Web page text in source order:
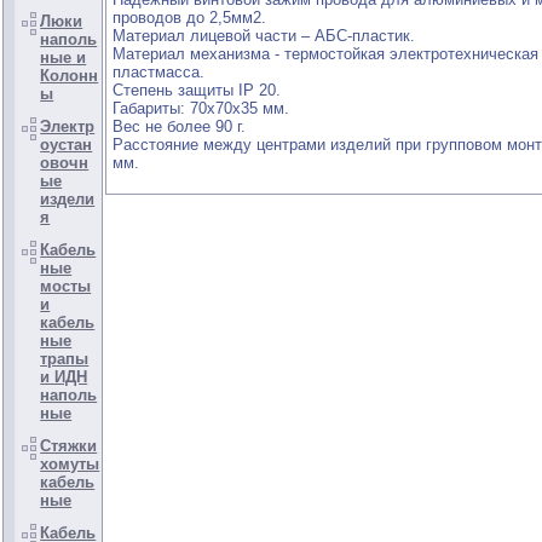
Люки
наполь
ные и
Колонн
ы
Электр
оустан
овочн
ые
издели
я
Кабель
ные
мосты
и
кабель
ные
трапы
и ИДН
наполь
ные
Стяжки
хомуты
кабель
ные
Кабель
проводов до 2,5мм2.
Материал лицевой части – АБС-пластик.
Материал механизма - термостойкая электротехническая
пластмасса.
Степень защиты IP 20.
Габариты: 70х70х35 мм.
Вес не более 90 г.
Расстояние между центрами изделий при групповом
мм.